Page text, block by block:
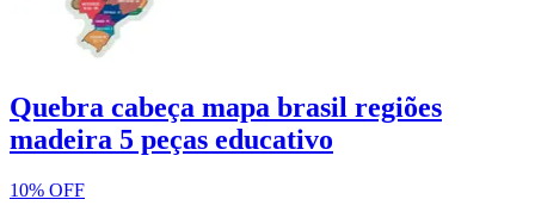
Quebra cabeça mapa brasil regiões
madeira 5 peças educativo
10% OFF